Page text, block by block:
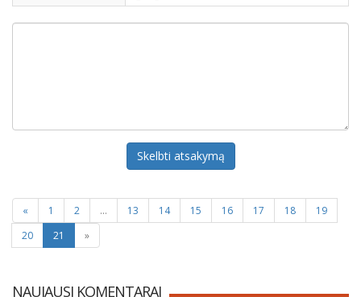
Skelbti atsakymą
« 1 2 ... 13 14 15 16 17 18
19
20
21 »
NAUJAUSI KOMENTARAI